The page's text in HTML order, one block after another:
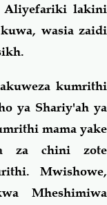
Aliyefariki lakini
wasia zaidi
kumrithi
ya Shariy'ah ya
mama yake
za chini zote
Mwishowe,
Mheshimiwa